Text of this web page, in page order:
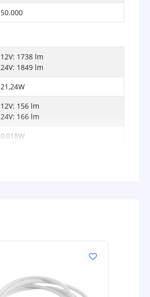
50.000
12V: 1738 lm
24V: 1849 lm
21,24W
12V: 156 lm
24V: 166 lm
0,018W
Siliconen
IP20: 3M 300LSE